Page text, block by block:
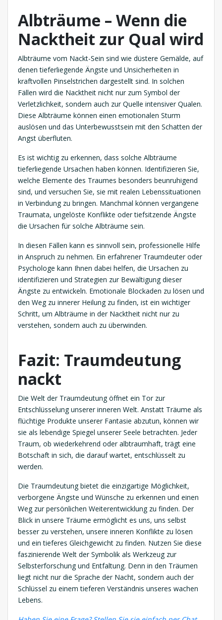
Albträume – Wenn die
Nacktheit zur Qual wird
Albträume vom Nackt-Sein sind wie düstere Gemälde, auf
denen tieferliegende Ängste und Unsicherheiten in
kraftvollen Pinselstrichen dargestellt sind. In solchen
Fällen wird die Nacktheit nicht nur zum Symbol der
Verletzlichkeit, sondern auch zur Quelle intensiver Qualen.
Diese Albträume können einen emotionalen Sturm
auslösen und das Unterbewusstsein mit den Schatten der
Angst überfluten.
Es ist wichtig zu erkennen, dass solche Albträume
tieferliegende Ursachen haben können. Identifizieren Sie,
welche Elemente des Traumes besonders beunruhigend
sind, und versuchen Sie, sie mit realen Lebenssituationen
in Verbindung zu bringen. Manchmal können vergangene
Traumata, ungelöste Konflikte oder tiefsitzende Ängste
die Ursachen für solche Albträume sein.
In diesen Fällen kann es sinnvoll sein, professionelle Hilfe
in Anspruch zu nehmen. Ein erfahrener Traumdeuter oder
Psychologe kann Ihnen dabei helfen, die Ursachen zu
identifizieren und Strategien zur Bewältigung dieser
Ängste zu entwickeln. Emotionale Blockaden zu lösen und
den Weg zu innerer Heilung zu finden, ist ein wichtiger
Schritt, um Albträume in der Nacktheit nicht nur zu
verstehen, sondern auch zu überwinden.
Fazit: Traumdeutung
nackt
Die Welt der Traumdeutung öffnet ein Tor zur
Entschlüsselung unserer inneren Welt. Anstatt Träume als
flüchtige Produkte unserer Fantasie abzutun, können wir
sie als lebendige Spiegel unserer Seele betrachten. Jeder
Traum, ob wiederkehrend oder albtraumhaft, trägt eine
Botschaft in sich, die darauf wartet, entschlüsselt zu
werden.
Die Traumdeutung bietet die einzigartige Möglichkeit,
verborgene Ängste und Wünsche zu erkennen und einen
Weg zur persönlichen Weiterentwicklung zu finden. Der
Blick in unsere Träume ermöglicht es uns, uns selbst
besser zu verstehen, unsere inneren Konflikte zu lösen
und ein tieferes Gleichgewicht zu finden. Nutzen Sie diese
faszinierende Welt der Symbolik als Werkzeug zur
Selbsterforschung und Entfaltung. Denn in den Träumen
liegt nicht nur die Sprache der Nacht, sondern auch der
Schlüssel zu einem tieferen Verständnis unseres wachen
Lebens.